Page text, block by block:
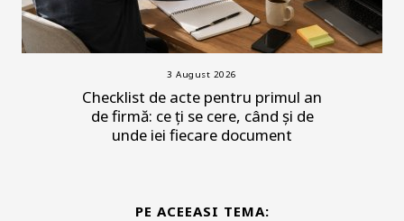
3 August 2026
Checklist de acte pentru primul an
de firmă: ce ți se cere, când și de
unde iei fiecare document
PE ACEEASI TEMA: